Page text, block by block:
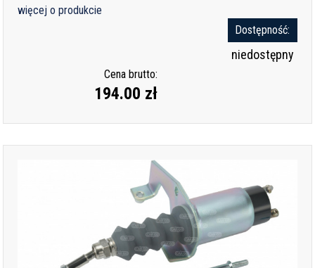
więcej o produkcie
Dostępność:
niedostępny
Cena brutto:
194.00 zł